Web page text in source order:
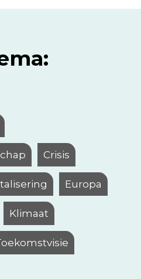
Crisis
Europa
Klimaat